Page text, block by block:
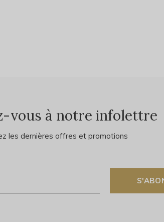
vous à notre infolettre
les dernières offres et promotions